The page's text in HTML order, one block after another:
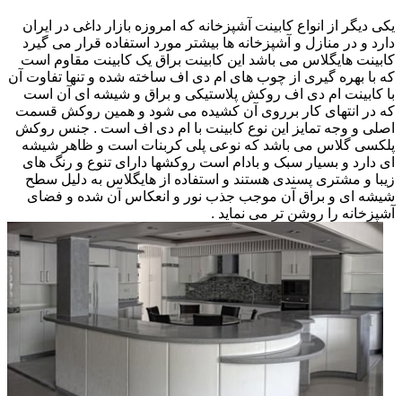
یکی دیگر از انواع کابینت آشپزخانه که امروزه بازار داغی در ایران
دارد و در منازل و آشپزخانه ها بیشتر مورد استفاده قرار می گیرد
کابینت هایگلاس می باشد این کابینت براق یک کابینت مقاوم است
که با بهره گیری از چوب های ام دی اف ساخته شده و تنها تفاوت آن
با کابینت ام دی اف روکش پلاستیکی و براق و شیشه ای آن است
که در انتهای کار برروی آن کشیده می شود و همین روکش قسمت
اصلی و وجه تمایز این نوع کابینت با ام دی اف است . جنس روکش
پلکسی گلاس می باشد که نوعی پلی کربنات است و ظاهر شیشه
ای دارد و بسیار سبک و بادام است روکشها دارای تنوع و رنگ های
زیبا و مشتری پسندی هستند و استفاده از هایگلاس به دلیل سطح
شیشه ای و براق آن موجب جذب نور و انعکاس آن شده و فضای
آشپزخانه را روشن تر می نماید .